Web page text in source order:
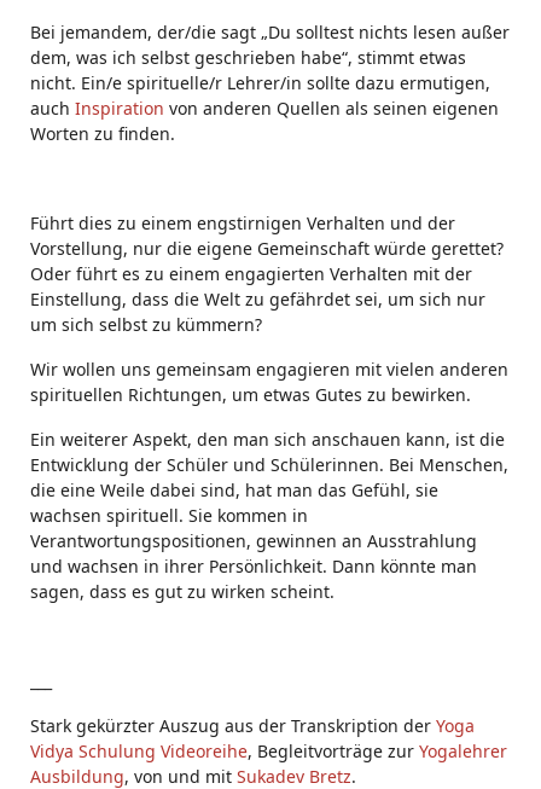
Bei jemandem, der/die sagt „Du solltest nichts lesen außer
dem, was ich selbst geschrieben habe“, stimmt etwas
nicht. Ein/e spirituelle/r Lehrer/in sollte dazu ermutigen,
auch Inspiration von anderen Quellen als seinen eigenen
Worten zu finden.
Führt dies zu einem engstirnigen Verhalten und der
Vorstellung, nur die eigene Gemeinschaft würde gerettet?
Oder führt es zu einem engagierten Verhalten mit der
Einstellung, dass die Welt zu gefährdet sei, um sich nur
um sich selbst zu kümmern?
Wir wollen uns gemeinsam engagieren mit vielen anderen
spirituellen Richtungen, um etwas Gutes zu bewirken.
Ein weiterer Aspekt, den man sich anschauen kann, ist die
Entwicklung der Schüler und Schülerinnen. Bei Menschen,
die eine Weile dabei sind, hat man das Gefühl, sie
wachsen spirituell. Sie kommen in
Verantwortungspositionen, gewinnen an Ausstrahlung
und wachsen in ihrer Persönlichkeit. Dann könnte man
sagen, dass es gut zu wirken scheint.
Stark gekürzter Auszug aus der Transkription der Yoga
Vidya Schulung Videoreihe, Begleitvorträge zur Yogalehrer
Ausbildung, von und mit Sukadev Bretz.